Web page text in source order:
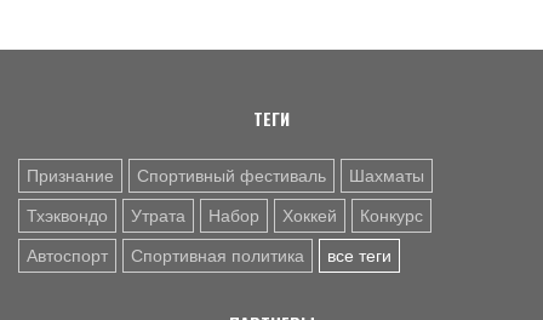
6 АВГ. 12:55 ГРЕБЛЯ НА БАЙДАРКАХ И КАНОЭ
ТЕГИ
Признание Спортивный фестиваль Шахматы
Тхэквондо Утрата Набор Хоккей Конкурс
Автоспорт Спортивная политика все теги